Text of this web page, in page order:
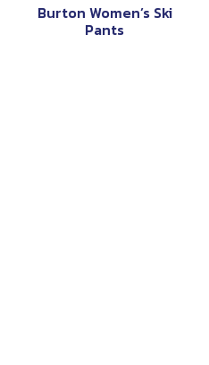
Burton Women’s Ski
Pants